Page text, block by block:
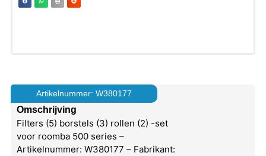
Artikelnummer: W380177
Omschrijving
Filters (5) borstels (3) rollen (2) -set
voor roomba 500 series –
Artikelnummer: W380177 – Fabrikant: